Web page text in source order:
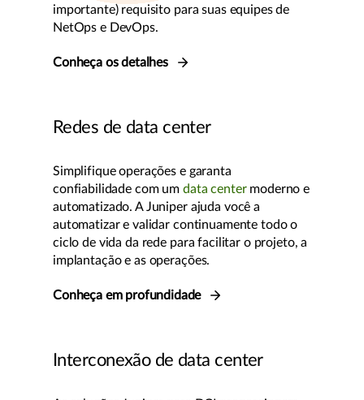
importante) requisito para suas equipes de
NetOps e DevOps.
Conheça os detalhes
Redes de data center
Simplifique operações e garanta
confiabilidade com um data centermoderno e
automatizado. A Juniper ajuda você a
automatizar e validar continuamente todo o
ciclo de vida da rede para facilitar o projeto, a
implantação e as operações.
Conheça em profundidade
Interconexão de data center